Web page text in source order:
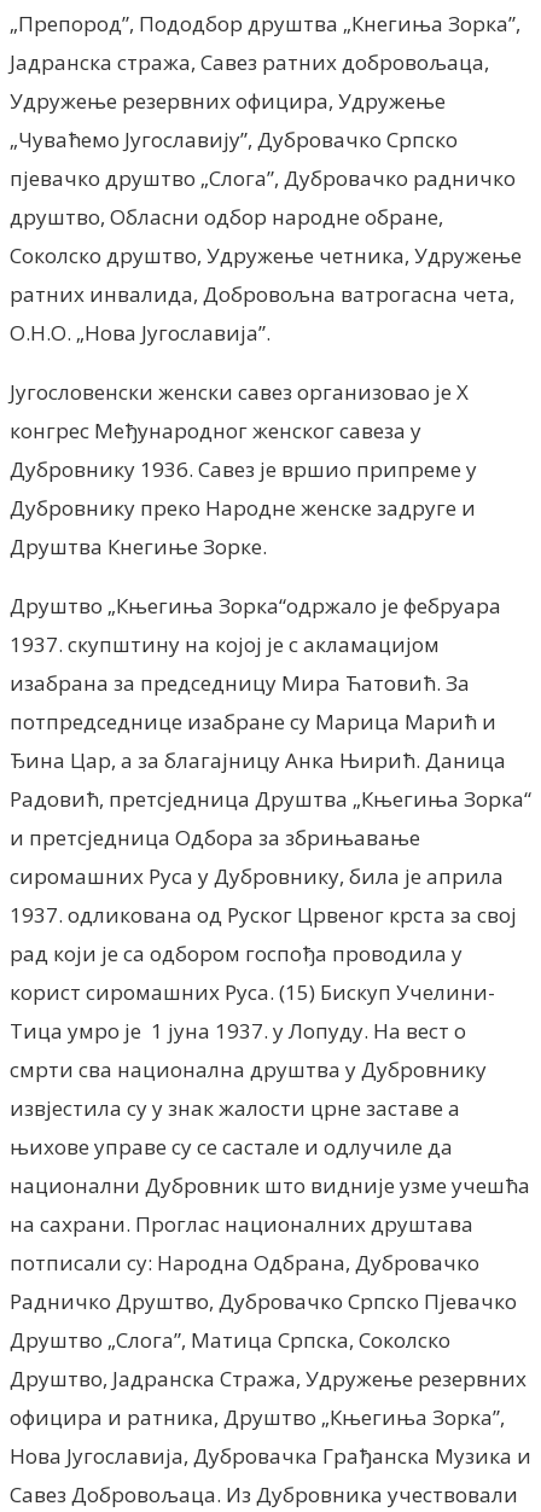
„Препород”, Пододбор друштва „Кнегиња Зорка”,
Јадранска стража, Савез ратних добровољаца,
Удружење резервних официра, Удружење
„Чуваћемо Југославију”, Дубровачко Српско
пјевачко друштво „Слога”, Дубровачко радничко
друштво, Обласни одбор народне обране,
Соколско друштво, Удружење четника, Удружење
ратних инвалида, Добровољна ватрогасна чета,
О.Н.О. „Нова Југославија”.
Југословенски женски савез организовао је X
конгрес Међународног женског савеза у
Дубровнику 1936. Савез је вршио припреме у
Дубровнику преко Народне женске задруге и
Друштва Кнегиње Зорке.
Друштво „Књегиња Зорка“одржало jе фебруара
1937. скупштину на коjоj jе с акламациjом
изабрана за председницу Мира Ћатовић. За
потпредседнице изабране су Марица Марић и
Ђина Цар, а за благаjницу Анка Њирић. Даница
Радовић, претсjедница Друштва „Књегиња Зорка“
и претсjедница Одбора за збрињавање
сиромашних Руса у Дубровнику, била jе априла
1937. одликована од Руског Црвеног крста за своj
рад коjи jе са одбором госпођа проводила у
корист сиромашних Руса. (15) Бискуп Учелини-
Тица умро је 1 јуна 1937. у Лопуду. На вест о
смрти сва национална друштва у Дубровнику
извјестила су у знак жалости црне заставе а
њихове управе су се састале и одлучиле да
национални Дубровник што видније узме учешћа
на сахрани. Проглас националних друштава
потписали су: Народна Одбрана, Дубровачко
Радничко Друштво, Дубровачко Српско Пјевачко
Друштво „Слога”, Матица Српска, Соколско
Друштво, Јадранска Стража, Удружење резервних
официра и ратника, Друштво „Књегиња Зорка”,
Нова Југославија, Дубровачка Грађанска Музика и
Савез Добровољаца. Из Дубровника учествовали